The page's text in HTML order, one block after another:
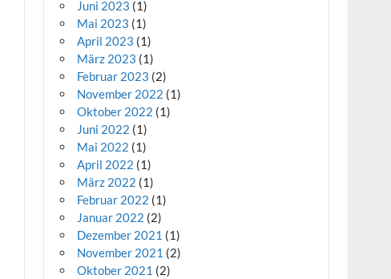
Juni 2023 (1)
Mai 2023 (1)
April 2023 (1)
März 2023 (1)
Februar 2023 (2)
November 2022 (1)
Oktober 2022 (1)
Juni 2022 (1)
Mai 2022 (1)
April 2022 (1)
März 2022 (1)
Februar 2022 (1)
Januar 2022 (2)
Dezember 2021 (1)
November 2021 (2)
Oktober 2021 (2)